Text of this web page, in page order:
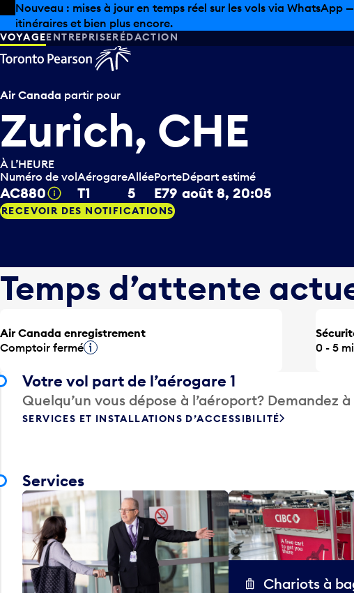
Skip to offers
Passer au contenu principal
Les aubaines estivales sont arrivées chez Pearson.
VOYAGEENTREPRISERÉDACTION
Air Canada partir pour
Zurich, CHE
À L’HEURE
Numéro de vol
AC880 Infobulle
Aérogare
T1
Allée
5
Porte
E79
Départ estimé
août 8, 20:05
RECEVOIR DES NOTIFICATIONS
Temps d’attente
Air Canada enregistrement
Comptoir ferméInfobulle
0 - 5
Votre vol part de l’aérogare 1
Quelqu’un vous dépose à l’aéroport? Demandez
SERVICES ET INSTALLATIONS D’ACCESSIBILITÉ
Services
Chariots à